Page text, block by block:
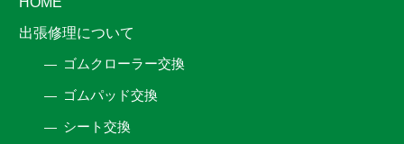
出張修理について
ゴムクローラー交換
ゴムパッド交換
シート交換